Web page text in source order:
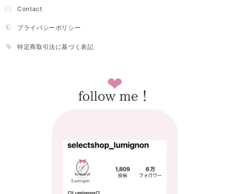
Contact
プライバシーポリシー
特定商取引法に基づく表記